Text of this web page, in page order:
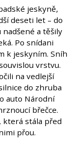
jeskyně,
deseti let – do
a těšily
Po snídani
k jeskyním. Sníh
vrstvu.
na vedlejší
do zhruba
auto Národní
břečce.
která stála před
přou.